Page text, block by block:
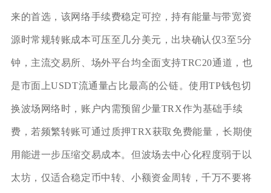
来的首选，该网络手续费稳定可控，持有能量与带宽资
源时常规转账成本可压至几分美元，出块确认仅3至5分
钟，主流交易所、场外平台均全面支持TRC20通道，也
是市面上USDT流通量占比最高的公链。使用TP钱包切
换波场网络时，账户内需预留少量TRX作为基础手续
费，若频繁转账可通过质押TRX获取免费能量，长期使
用能进一步压缩交易成本。但波场去中心化程度弱于以
太坊，仅适合稳定币中转、小额资金周转，千万不要将